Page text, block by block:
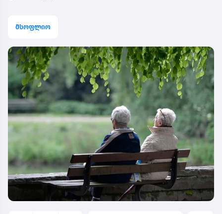
მსოფლიო